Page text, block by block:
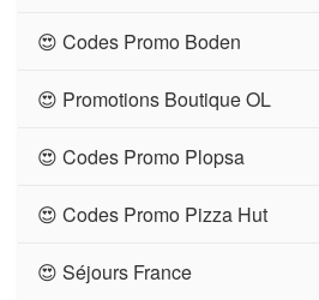
😍 Codes Promo Boden
😍 Promotions Boutique OL
😍 Codes Promo Plopsa
😍 Codes Promo Pizza Hut
😍 Séjours France